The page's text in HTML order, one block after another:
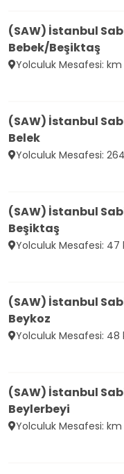
(SAW) İstanbul
Bebek/Beşiktaş
Yolculuk Mesafesi: km
(SAW) İstanbul
Belek
Yolculuk Mesafesi:
(SAW) İstanbul
Beşiktaş
Yolculuk Mesafesi: 47
(SAW) İstanbul
Beykoz
Yolculuk Mesafesi: 48
(SAW) İstanbul
Beylerbeyi
Yolculuk Mesafesi: km